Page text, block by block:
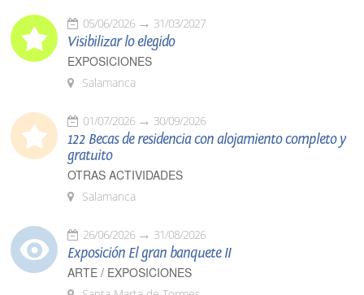
05/06/2026 31/03/2027
Visibilizar lo elegido
EXPOSICIONES
Salamanca
01/07/2026 30/09/2026
122 Becas de residencia con alojamiento completo y
gratuito
OTRAS ACTIVIDADES
Salamanca
26/06/2026 31/08/2026
Exposición El gran banquete II
ARTE / EXPOSICIONES